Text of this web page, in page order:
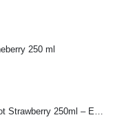
250 ml